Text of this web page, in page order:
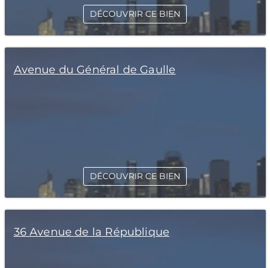
DÉCOUVRIR CE BIEN
Avenue du Général de Gaulle
DÉCOUVRIR CE BIEN
36 Avenue de la République